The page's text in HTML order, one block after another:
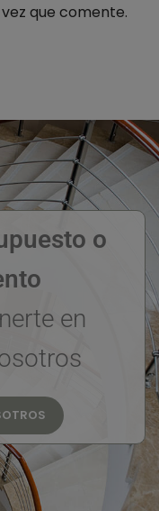
que comente.
o
en